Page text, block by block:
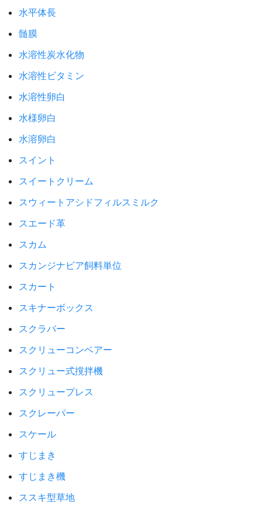
水平体長
髄膜
水溶性炭水化物
水溶性ビタミン
水溶性卵白
水様卵白
水溶卵白
スイント
スイートクリーム
スウィートアシドフィルスミルク
スエード革
スカム
スカンジナビア飼料単位
スカート
スキナーボックス
スクラバー
スクリューコンベアー
スクリュー式撹拌機
スクリュープレス
スクレーパー
スケール
すじまき
すじまき機
ススキ型草地